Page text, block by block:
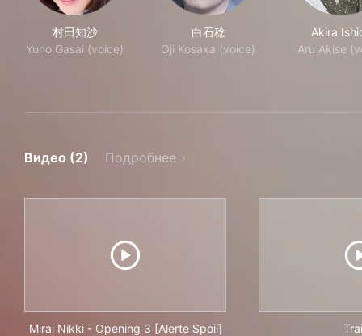
村田知沙
Yuno Gasai (voice)
白石稔
Oji Kosaka (voice)
Akira
Aru Akise
Видео (2) Подробнее
Mirai Nikki - Opening 3 [Alerte Spoil]